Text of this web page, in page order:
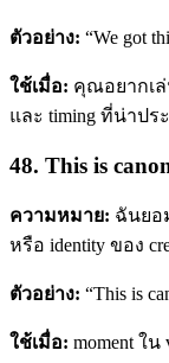
ตัวอย่าง: “We got
ใช้เมื่อ: คุณอยากเล่
และ timing ที่น่าปร
48. This is
ความหมาย: ฉันยอ
หรือ identity ของ
ตัวอย่าง: “This is
ใช้เมื่อ: moment ใ